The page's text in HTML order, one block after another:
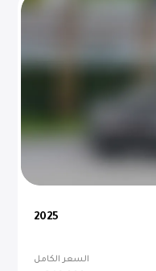
2025
السعر الكامل